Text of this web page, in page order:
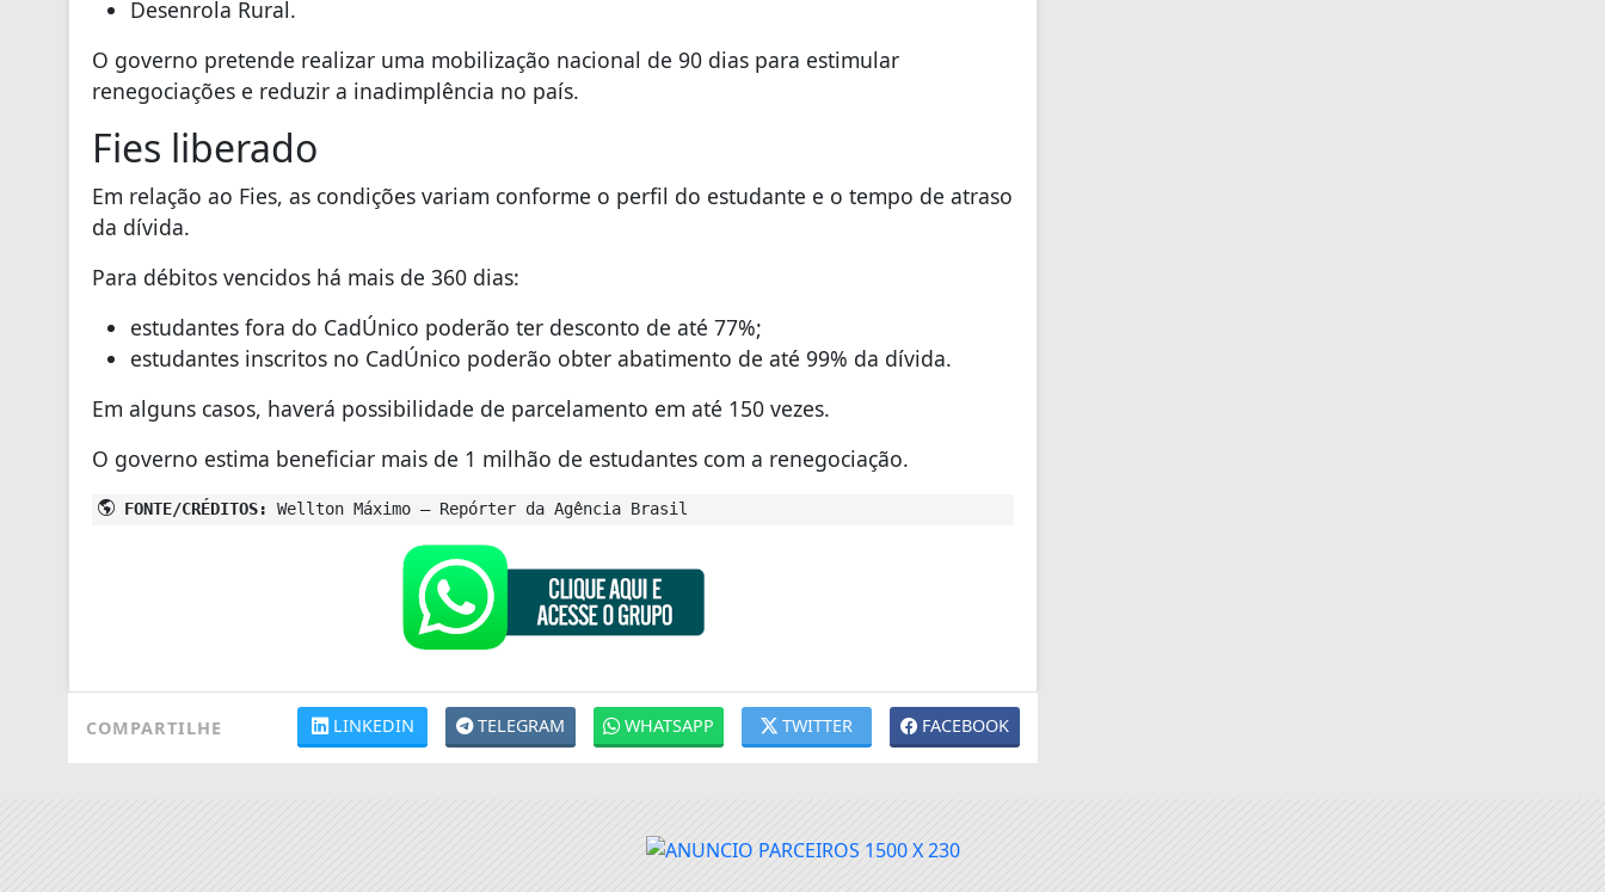
Desenrola Rural.
O governo pretende realizar uma mobilização nacional de 90 dias para estimular
renegociações e reduzir a inadimplência no país.
Fies liberado
Em relação ao Fies, as condições variam conforme o perfil do estudante e o tempo de atraso
da dívida.
Para débitos vencidos há mais de 360 dias:
estudantes fora do CadÚnico poderão ter desconto de até 77%;
estudantes inscritos no CadÚnico poderão obter abatimento de até 99% da dívida.
Em alguns casos, haverá possibilidade de parcelamento em até 150 vezes.
O governo estima beneficiar mais de 1 milhão de estudantes com a renegociação.
FONTE/CRÉDITOS: Wellton Máximo – Repórter da Agência Brasil
COMPARTILHE FACEBOOK
TWITTER
WHATSAPP
TELEGRAM
LINKEDIN